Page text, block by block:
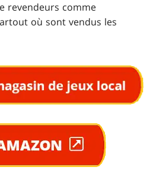
revendeurs comme
où sont vendus les